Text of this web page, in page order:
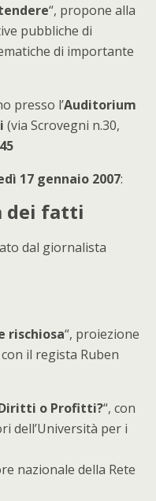
“, propone alla
pubbliche di
di importante
presso l’Auditorium
(via Scrovegni n.30,
17 gennaio 2007:
dei fatti
dal giornalista
rischiosa“, proiezione
con il regista Ruben
o Profitti?“, con
dell’Università per i
nazionale della Rete